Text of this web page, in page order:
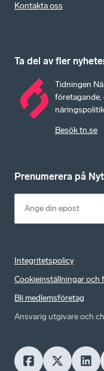
Kontakta oss
Ta del av fler
Tidningen
företagande,
Besök tn.se
Prenumerera på
Integritetspolicy
Cookieinställningar och
Bli medlemsföretag
Ansvarig utgivare och